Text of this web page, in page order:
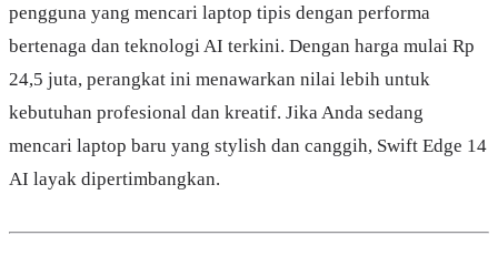
pengguna yang mencari laptop tipis dengan performa
bertenaga dan teknologi AI terkini. Dengan harga mulai Rp
24,5 juta, perangkat ini menawarkan nilai lebih untuk
kebutuhan profesional dan kreatif. Jika Anda sedang
mencari laptop baru yang stylish dan canggih, Swift Edge 14
AI layak dipertimbangkan.